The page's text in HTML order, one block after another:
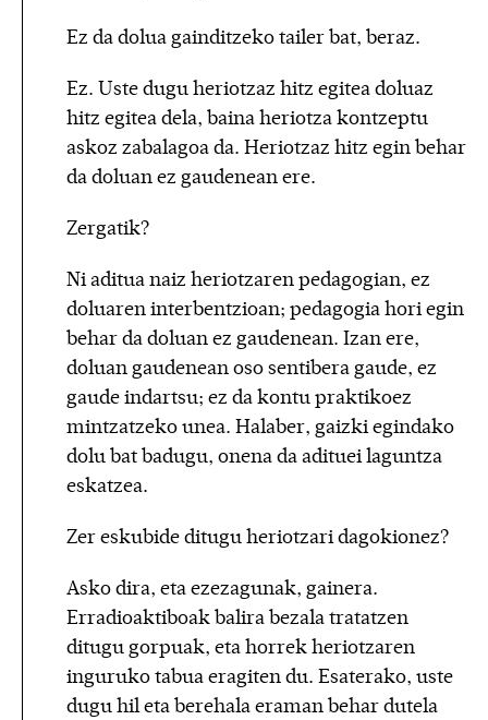
Ez da dolua gainditzeko tailer bat, beraz.
Ez. Uste dugu heriotzaz hitz egitea doluaz
hitz egitea dela, baina heriotza kontzeptu
askoz zabalagoa da. Heriotzaz hitz egin behar
da doluan ez gaudenean ere.
Zergatik?
Ni aditua naiz heriotzaren pedagogian, ez
doluaren interbentzioan; pedagogia hori egin
behar da doluan ez gaudenean. Izan ere,
doluan gaudenean oso sentibera gaude, ez
gaude indartsu; ez da kontu praktikoez
mintzatzeko unea. Halaber, gaizki egindako
dolu bat badugu, onena da adituei laguntza
eskatzea.
Zer eskubide ditugu heriotzari dagokionez?
Asko dira, eta ezezagunak, gainera.
Erradioaktiboak balira bezala tratatzen
ditugu gorpuak, eta horrek heriotzaren
inguruko tabua eragiten du. Esaterako, uste
dugu hil eta berehala eraman behar dutela